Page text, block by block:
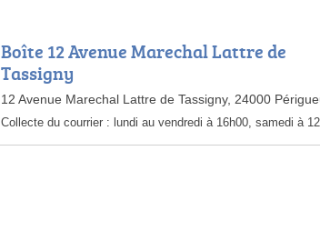
Boîte 12 Avenue Marechal Lattre de
Tassigny
12 Avenue Marechal Lattre de Tassigny, 24000
Collecte du courrier : lundi au vendredi à 16h00, samedi à